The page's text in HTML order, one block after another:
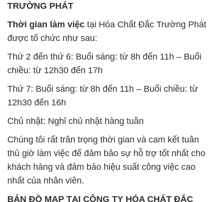
TRƯỜNG PHÁT
Thời gian làm việc tại Hóa Chất Đắc Trường Phát
được tổ chức như sau:
Thứ 2 đến thứ 6: Buổi sáng: từ 8h đến 11h – Buổi
chiều: từ 12h30 đến 17h
Thứ 7: Buổi sáng: từ 8h đến 11h – Buổi chiều: từ
12h30 đến 16h
Chủ nhật: Nghỉ chủ nhật hàng tuần
Chúng tôi rất trân trọng thời gian và cam kết tuân
thủ giờ làm việc để đảm bảo sự hỗ trợ tốt nhất cho
khách hàng và đảm bảo hiệu suất công việc cao
nhất của nhân viên.
BẢN ĐỒ MAP TẠI CÔNG TY HÓA CHẤT ĐẮC